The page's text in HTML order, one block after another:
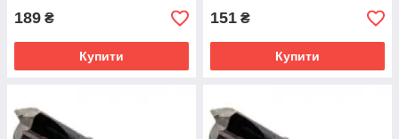
189 ₴
Купити
151 ₴
Купити